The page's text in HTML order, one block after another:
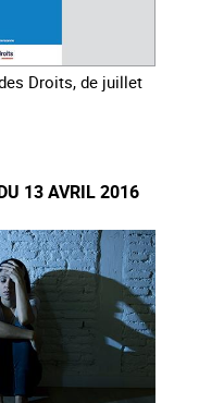
Droits, de juillet
13 AVRIL 2016